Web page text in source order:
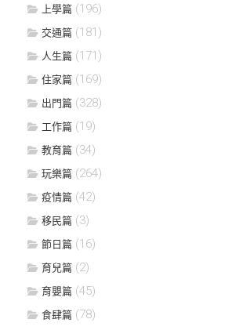
上學篇 (196)
交通篇 (181)
人生篇 (171)
住家篇 (169)
出門篇 (328)
工作篇 (19)
教育篇 (34)
玩樂篇 (264)
疫情篇 (42)
移民篇 (3)
節日篇 (16)
育兒篇 (2)
育嬰篇 (45)
食肆篇 (78)